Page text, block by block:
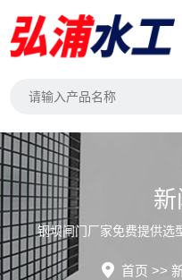
钢坝闸门厂家免费提供选
首页 >>